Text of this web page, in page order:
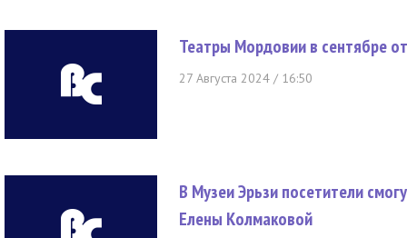
Театры Мордовии в сентябре
27 Августа 2024 / 16:50
В Музеи Эрьзи посетители
Елены Колмаковой